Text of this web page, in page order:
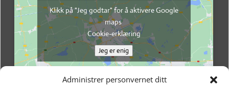
Administrer personvernet ditt
Klikk på "Jeg godtar" for å aktivere Google
maps
Cookie-erklæring
Jeg er enig